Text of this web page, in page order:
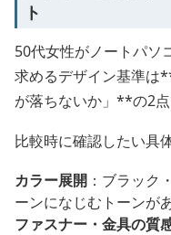
ト
50代女性がノートパソ
求めるデザイン基準は
が落ちないか」**の2点
比較時に確認したい具
カラー展開 ：ブラック
ーンになじむトーンが
ファスナー・金具の質